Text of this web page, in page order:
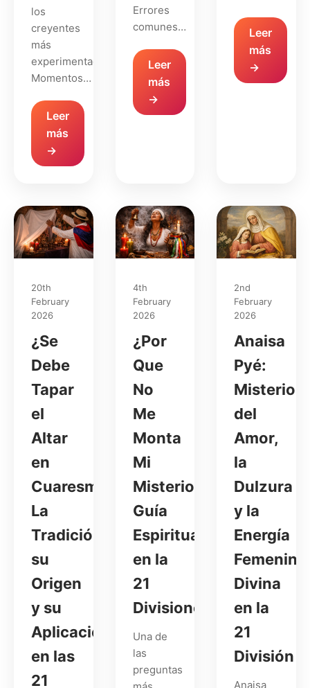
los
creyentes
más
experimentados.
Momentos…
Leer
más
→
Errores
comunes…
Leer
más
→
Leer
más
→
20th
February
2026
¿Se
Debe
Tapar
el
Altar
en
Cuaresma?
La
Tradición,
su
Origen
y su
Aplicación
en las
21
4th
February
2026
¿Por
Que
No
Me
Monta
Mi
Misterio?
Guía
Espiritual
en la
21
Divisiones
Una de
las
preguntas
2nd
February
2026
Anaisa
Pyé:
Misterio
del
Amor,
la
Dulzura
y la
Energía
Femenina
Divina
en la
21
División
Anaisa